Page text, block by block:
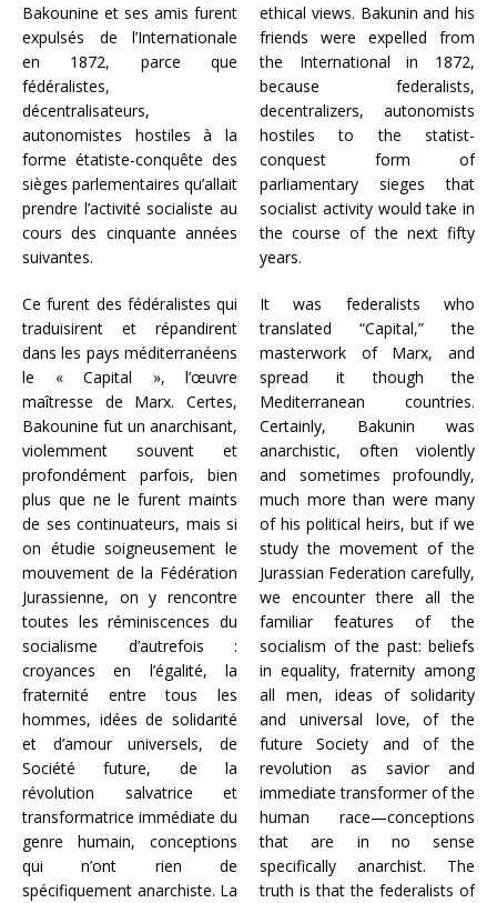
Bakounine et ses amis furent
expulsés de l’Internationale
en 1872, parce que
fédéralistes,
décentralisateurs,
autonomistes hostiles à la
forme étatiste-conquête des
sièges parlementaires qu’allait
prendre l’activité socialiste au
cours des cinquante années
suivantes.
Ce furent des fédéralistes qui
traduisirent et répandirent
dans les pays méditerranéens
le « Capital », l’œuvre
maîtresse de Marx. Certes,
Bakounine fut un anarchisant,
violemment souvent et
profondément parfois, bien
plus que ne le furent maints
de ses continuateurs, mais si
on étudie soigneusement le
mouvement de la Fédération
Jurassienne, on y rencontre
toutes les réminiscences du
socialisme d’autrefois :
croyances en l’égalité, la
fraternité entre tous les
hommes, idées de solidarité
et d’amour universels, de
Société future, de la
révolution salvatrice et
transformatrice immédiate du
genre humain, conceptions
qui n’ont rien de
spécifiquement anarchiste. La
ethical views. Bakunin and his
friends were expelled from
the International in 1872,
because federalists,
decentralizers, autonomists
hostiles to the statist-
conquest form of
parliamentary sieges that
socialist activity would take in
the course of the next fifty
years.
It was federalists who
translated “Capital,” the
masterwork of Marx, and
spread it though the
Mediterranean countries.
Certainly, Bakunin was
anarchistic, often violently
and sometimes profoundly,
much more than were many
of his political heirs, but if we
study the movement of the
Jurassian Federation carefully,
we encounter there all the
familiar features of the
socialism of the past: beliefs
in equality, fraternity among
all men, ideas of solidarity
and universal love, of the
future Society and of the
revolution as savior and
immediate transformer of the
human race—conceptions
that are in no sense
specifically anarchist. The
truth is that the federalists of